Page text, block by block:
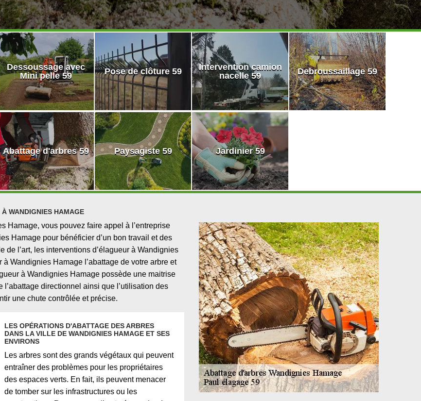
Dessoussage avec
Mini pelle 59
Pose de clôture 59
Intervention camion
nacelle 59
Debroussaillage 59
Abattage d'arbres 59 Paysagiste 59 Jardinier 59
WANDIGNIES HAMAGE
Hamage, vous pouvez faire appel à l’entreprise
Hamage pour bénéficier d’un bon travail et des
l’art, les interventions d’élagueur à Wandignies
Wandignies Hamage l’abattage de votre arbre et
à Wandignies Hamage possède une maitrise
directionnel ainsi que l’utilisation des
une chute contrôlée et précise.
LES OPÉRATIONS D'ABATTAGE DES ARBRES
DANS LA VILLE DE WANDIGNIES HAMAGE ET SES
ENVIRONS
Les arbres sont des grands végétaux qui peuvent
entraîner des problèmes pour les propriétaires
des espaces verts. En fait, ils peuvent menacer
de tomber sur les infrastructures ou les